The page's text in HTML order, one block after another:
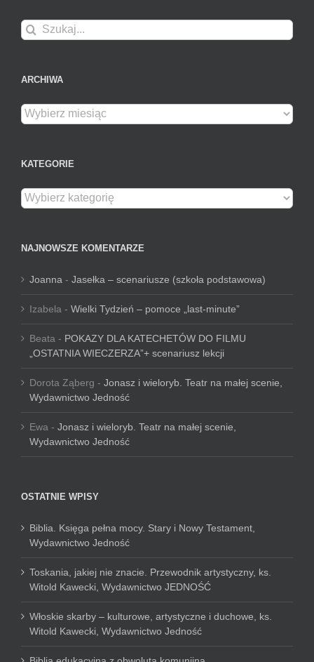
Szukaj
ARCHIWA
Archiwa
KATEGORIE
Kategorie
NAJNOWSZE KOMENTARZE
Joanna - Jasełka – scenariusze (szkoła podstawowa)
Izabela - Wielki Tydzień – pomoce „last-minute”
Beata - POKAZY DLA KATECHETÓW DO FILMU
„OSTATNIA WIECZERZA”+ scenariusz lekcji
Dorota Ząberg - Jonasz i wieloryb. Teatr na małej scenie,
Wydawnictwo Jedność
Ewa - Jonasz i wieloryb. Teatr na małej scenie,
Wydawnictwo Jedność
OSTATNIE WPISY
Biblia. Księga pełna mocy. Stary i Nowy Testament,
Wydawnictwo Jedność
Toskania, jakiej nie znacie. Przewodnik artystyczny, ks.
Witold Kawecki, Wydawnictwo JEDNOŚĆ
Włoskie skarby – kulturowe, artystyczne i duchowe, ks.
Witold Kawecki, Wydawnictwo Jedność